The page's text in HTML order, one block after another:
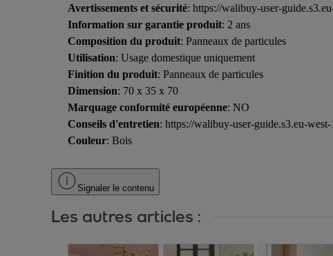
Avertissements et sécurité: https://walibuy-user-
Information sur garantie produit: 2 ans
Composition du produit: Panneaux de particules
Utilisation: Usage domestique uniquement
Finition du produit: Panneaux de particules
Dimension: 70 x 35 x 70
Marquage conformité européenne: NO
Conseils d'entretien: https://walibuy-user-guide.s3.eu-
Couleur: Bois
Signaler le contenu
Les autres articles :